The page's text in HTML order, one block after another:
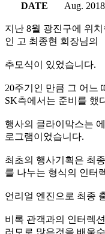
DATE
Aug. 2018
지난 8월 광진구에 위
인 고 최종현 회장님의
추모식이 있었습니다.
20주기인 만큼 그 어느
SK측에서는 준비를 했
행사의 클라이막스는
로그램이었습니다.
최초의 행사기획은 최
를 나누는 형식의 인터
언리얼 엔진으로 최종
비록 관객과의 인터렉